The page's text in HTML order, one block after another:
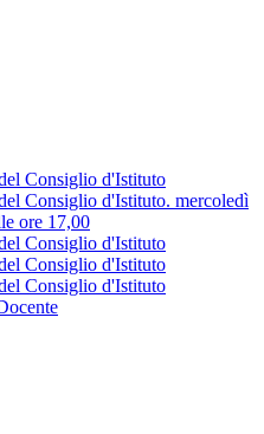
Consiglio d'Istituto
Consiglio d'Istituto. mercoledì
ore 17,00
Consiglio d'Istituto
Consiglio d'Istituto
Consiglio d'Istituto